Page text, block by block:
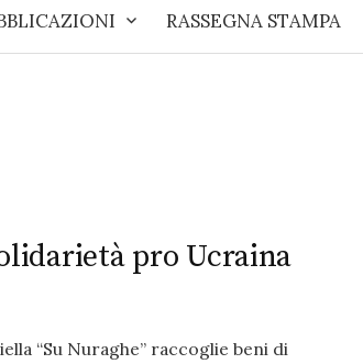
RASSEGNA STAMPA
pro Ucraina
“Su Nuraghe” raccoglie beni di